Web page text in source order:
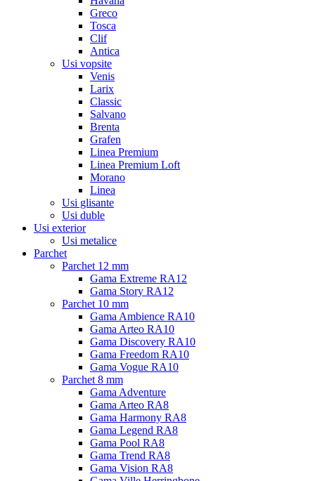
Greco
Tosca
Clif
Antica
Usi vopsite
Venis
Larix
Classic
Salvano
Brenta
Grafen
Linea Premium
Linea Premium Loft
Morano
Linea
Usi glisante
Usi duble
Usi exterior
Usi metalice
Parchet
Parchet 12 mm
Gama Extreme RA12
Gama Story RA12
Parchet 10 mm
Gama Ambience RA10
Gama Arteo RA10
Gama Discovery RA10
Gama Freedom RA10
Gama Vogue RA10
Parchet 8 mm
Gama Adventure
Gama Arteo RA8
Gama Harmony RA8
Gama Legend RA8
Gama Pool RA8
Gama Trend RA8
Gama Vision RA8